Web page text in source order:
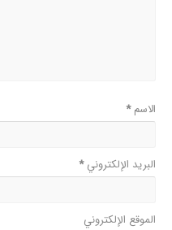
الاسم*
البريد الإلكتروني*
الموقع الإلكتروني